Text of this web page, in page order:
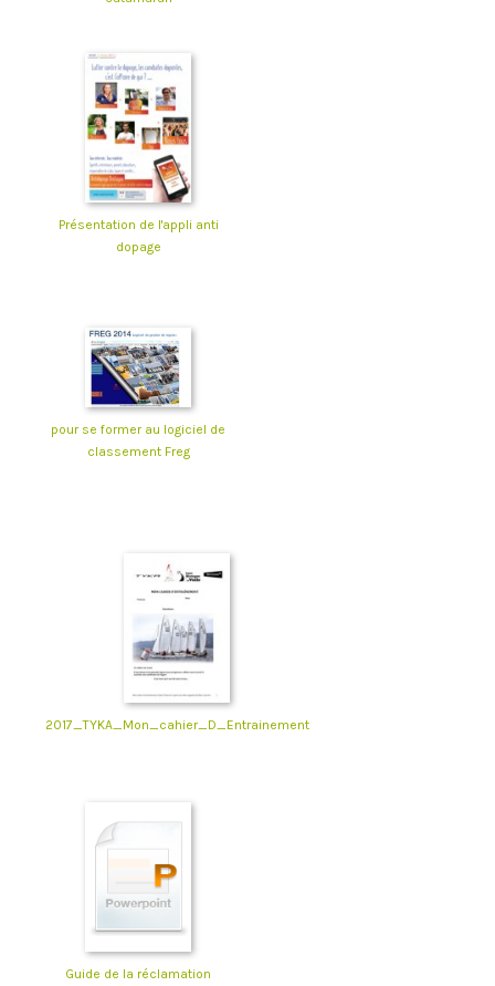
Présentation de l'appli anti
dopage
pour se former au logiciel de
classement Freg
2017_TYKA_Mon_cahier_D_Entrainement
Guide de la réclamation